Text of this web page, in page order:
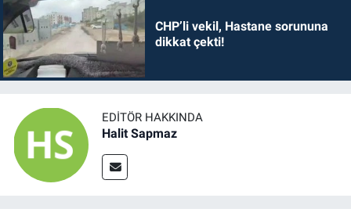
CHP’li vekil, Hastane sorununa
dikkat çekti!
EDITÖR HAKKINDA
Halit Sapmaz